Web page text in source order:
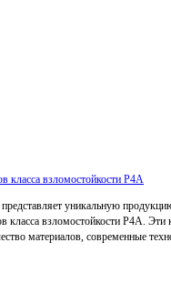
класса взломостойкости Р4А
уникальную
класса взломостойкости Р4А. Эти
материалов, современные